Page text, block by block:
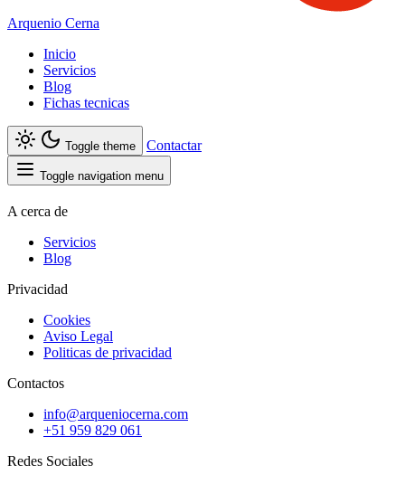
Arquenio Cerna
Inicio
Servicios
Blog
Fichas tecnicas
Toggle theme Contactar
Toggle navigation menu
A cerca de
Servicios
Blog
Privacidad
Cookies
Aviso Legal
Politicas de privacidad
Contactos
info@arqueniocerna.com
+51 959 829 061
Redes Sociales